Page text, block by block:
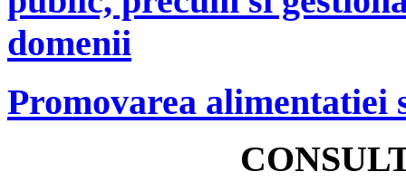
domenii
Promovarea alimentatiei